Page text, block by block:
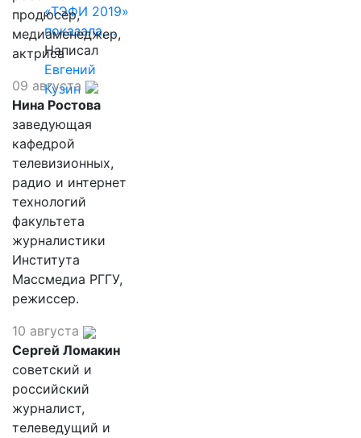
«ТЭФИ 2019»
показала,…
Написал
Евгений
Кузин
продюсер,
медиаменеджер,
актриса
09 августа
Нина Ростова
заведующая
кафедрой
телевизионных,
радио и интернет
технологий
факультета
журналистики
Института
Массмедиа РГГУ,
режиссер.
10 августа
Сергей Ломакин
советский и
российский
журналист,
телеведущий и